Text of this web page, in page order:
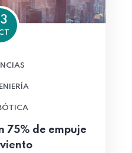
75% de empuje